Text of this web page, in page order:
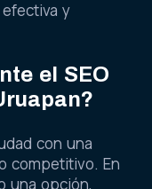
y
el SEO
con una
competitivo. En
una opción,